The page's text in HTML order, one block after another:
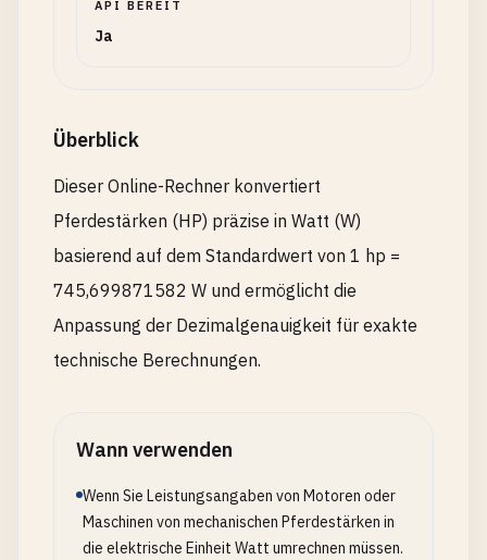
API BEREIT
Ja
Überblick
Dieser Online-Rechner konvertiert
Pferdestärken (HP) präzise in Watt (W)
basierend auf dem Standardwert von 1 hp =
745,699871582 W und ermöglicht die
Anpassung der Dezimalgenauigkeit für exakte
technische Berechnungen.
Wann verwenden
Wenn Sie Leistungsangaben von Motoren oder
Maschinen von mechanischen Pferdestärken in
die elektrische Einheit Watt umrechnen müssen.